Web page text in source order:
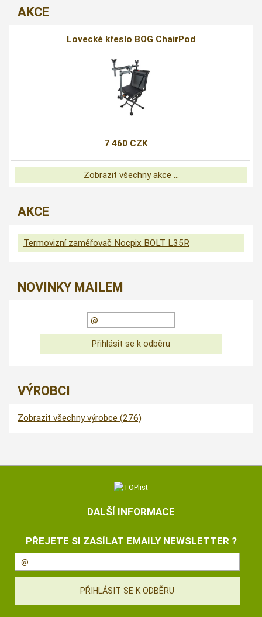
AKCE
Lovecké křeslo BOG ChairPod
7 460 CZK
Zobrazit všechny akce ...
AKCE
Termovizní zaměřovač Nocpix BOLT L35R
NOVINKY MAILEM
VÝROBCI
Zobrazit všechny výrobce (276)
DALŠÍ INFORMACE
PŘEJETE SI ZASÍLAT EMAILY NEWSLETTER ?